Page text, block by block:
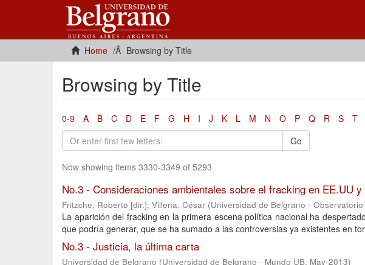
Home Browsing by Title
Browsing by Title
0-9 A B C D E F G H I J K L M N O P Q R S T
Go
Now showing items 3330-3349 of 5293
No.3 - Consideraciones ambientales sobre el fracking en EE.UU
Fritzche, Roberto [dir.]; Villena, César (Universidad de Belgrano -
La aparición del fracking en la primera escena política nacional ha
que podría generar, que se ha sumado a las controversias ya existentes en
No.3 - Justicia, la última carta
Universidad de Belgrano (Universidad de Belgrano - Mundo UB, May-2013)